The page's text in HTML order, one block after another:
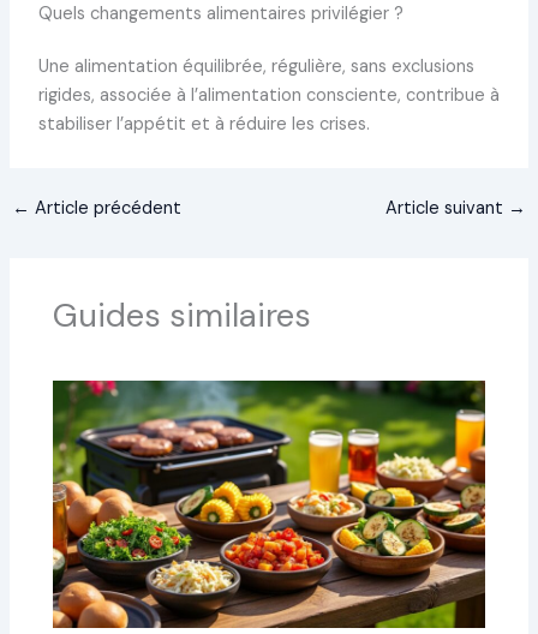
Quels changements alimentaires privilégier ?
Une alimentation équilibrée, régulière, sans exclusions
rigides, associée à l’alimentation consciente, contribue à
stabiliser l’appétit et à réduire les crises.
← Article précédent Article suivant →
Guides similaires